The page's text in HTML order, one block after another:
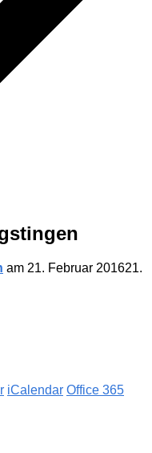
am 21. Februar 201621.
iCalendar Office 365